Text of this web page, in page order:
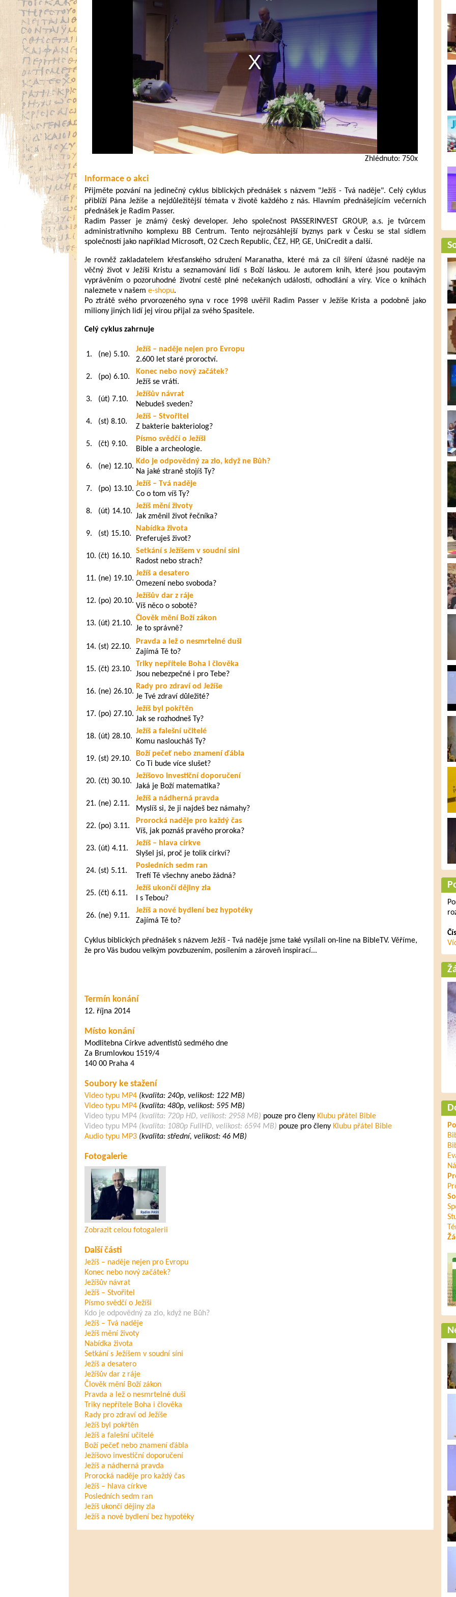
Zhlédnuto: 750x
Informace o akci
Přijměte pozvání na jedinečný cyklus biblických přednášek s názvem "Ježíš - Tvá naděje". Celý cyklus
přiblíží Pána Ježíše a nejdůležitější témata v životě každého z nás. Hlavním přednášejícím večerních
přednášek je Radim Passer.
Radim Passer je známý český developer. Jeho společnost PASSERINVEST GROUP, a.s. je tvůrcem
administrativního komplexu BB Centrum. Tento nejrozsáhlejší byznys park v Česku se stal sídlem
společností jako například Microsoft, O2 Czech Republic, ČEZ, HP, GE, UniCredit a další.
Je rovněž zakladatelem křesťanského sdružení Maranatha, které má za cíl šíření úžasné naděje na
věčný život v Ježíši Kristu a seznamování lidí s Boží láskou. Je autorem knih, které jsou poutavým
vyprávěním o pozoruhodné životní cestě plné nečekaných událostí, odhodlání a víry. Více o knihách
naleznete v našem e-shopu.
Po ztrátě svého prvorozeného syna v roce 1998 uvěřil Radim Passer v Ježíše Krista a podobně jako
miliony jiných lidí jej vírou přijal za svého Spasitele.
Celý cyklus zahrnuje
1. (ne) 5.10.
Ježíš – naděje nejen pro Evropu
2.600 let staré proroctví.
2. (po) 6.10.
Konec nebo nový začátek?
Ježíš se vrátí.
3. (út) 7.10.
Ježíšův návrat
Nebudeš sveden?
4. (st) 8.10.
Ježíš – Stvořitel
Z bakterie bakteriolog?
5. (čt) 9.10.
Písmo svědčí o Ježíši
Bible a archeologie.
6. (ne) 12.10.
Kdo je odpovědný za zlo, když ne Bůh?
Na jaké straně stojíš Ty?
7. (po) 13.10.
Ježíš – Tvá naděje
Co o tom víš Ty?
8. (út) 14.10.
Ježíš mění životy
Jak změnil život řečníka?
9. (st) 15.10.
Nabídka života
Preferuješ život?
10. (čt) 16.10.
Setkání s Ježíšem v soudní síni
Radost nebo strach?
11. (ne) 19.10.
Ježíš a desatero
Omezení nebo svoboda?
12. (po) 20.10.
Ježíšův dar z ráje
Víš něco o sobotě?
13. (út) 21.10.
Člověk mění Boží zákon
Je to správně?
14. (st) 22.10.
Pravda a lež o nesmrtelné duši
Zajímá Tě to?
15. (čt) 23.10.
Triky nepřítele Boha i člověka
Jsou nebezpečné i pro Tebe?
16. (ne) 26.10.
Rady pro zdraví od Ježíše
Je Tvé zdraví důležité?
17. (po) 27.10.
Ježíš byl pokřtěn
Jak se rozhodneš Ty?
18. (út) 28.10.
Ježíš a falešní učitelé
Komu nasloucháš Ty?
19. (st) 29.10.
Boží pečeť nebo znamení ďábla
Co Ti bude více slušet?
20. (čt) 30.10.
Ježíšovo investiční doporučení
Jaká je Boží matematika?
21. (ne) 2.11.
Ježíš a nádherná pravda
Myslíš si, že ji najdeš bez námahy?
22. (po) 3.11.
Prorocká naděje pro každý čas
Víš, jak poznáš pravého proroka?
23. (út) 4.11.
Ježíš – hlava církve
Slyšel jsi, proč je tolik církví?
24. (st) 5.11.
Posledních sedm ran
Trefí Tě všechny anebo žádná?
25. (čt) 6.11.
Ježíš ukončí dějiny zla
I s Tebou?
26. (ne) 9.11.
Ježíš a nové bydlení bez hypotéky
Zajímá Tě to?
Cyklus biblických přednášek s názvem Ježíš - Tvá naděje jsme také vysílali on-line na BibleTV. Věříme,
že pro Vás budou velkým povzbuzením, posílením a zároveň inspirací...
Termín konání
12. října 2014
Místo konání
Modlitebna Církve adventistů sedmého dne
Za Brumlovkou 1519/4
140 00 Praha 4
Soubory ke stažení
Video typu MP4 (kvalita: 240p, velikost: 122 MB)
Video typu MP4 (kvalita: 480p, velikost: 595 MB)
Video typu MP4 (kvalita: 720p HD, velikost: 2958 MB) pouze pro členy Klubu přátel Bible
Video typu MP4 (kvalita: 1080p FullHD, velikost: 6594 MB) pouze pro členy Klubu přátel Bible
Audio typu MP3 (kvalita: střední, velikost: 46 MB)
Fotogalerie
Zobrazit celou fotogalerii
Další části
Ježíš – naděje nejen pro Evropu
Konec nebo nový začátek?
Ježíšův návrat
Ježíš – Stvořitel
Písmo svědčí o Ježíši
Kdo je odpovědný za zlo, když ne Bůh?
Ježíš – Tvá naděje
Ježíš mění životy
Nabídka života
Setkání s Ježíšem v soudní síni
Ježíš a desatero
Ježíšův dar z ráje
Člověk mění Boží zákon
Pravda a lež o nesmrtelné duši
Triky nepřítele Boha i člověka
Rady pro zdraví od Ježíše
Ježíš byl pokřtěn
Ježíš a falešní učitelé
Boží pečeť nebo znamení ďábla
Ježíšovo investiční doporučení
Ježíš a nádherná pravda
Prorocká naděje pro každý čas
Ježíš – hlava církve
Posledních sedm ran
Ježíš ukončí dějiny zla
Ježíš a nové bydlení bez hypotéky